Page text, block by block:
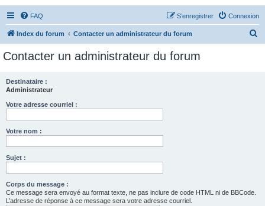
FAQ Connexion
S’enregistrer
Index du forum Contacter un administrateur du forum
Contacter un administrateur du forum
Destinataire :
Administrateur
Votre adresse courriel :
Votre nom :
Sujet :
Corps du message :
Ce message sera envoyé au format texte, ne pas inclure de code HTML ni de BBCode.
L’adresse de réponse à ce message sera votre adresse courriel.